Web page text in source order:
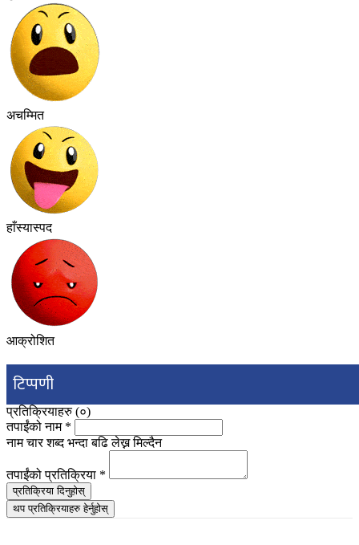
अचम्मित
हाँस्यास्पद
आक्रोशित
टिप्पणी
प्रतिक्रियाहरु (०)
तपाईंको नाम *
नाम चार शब्द भन्दा बढि लेख्न मिल्दैन
तपाईंको प्रतिक्रिया *
प्रतिक्रिया दिनुहोस्
थप प्रतिक्रियाहरु हेर्नुहोस्